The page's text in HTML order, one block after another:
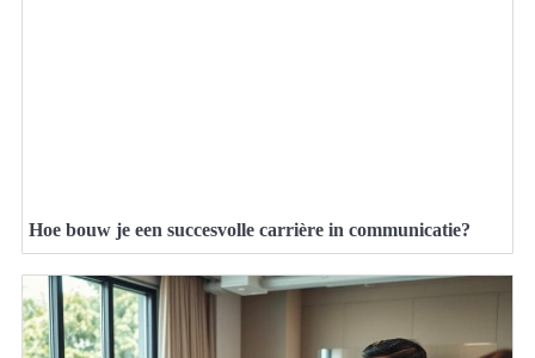
Hoe bouw je een succesvolle carrière in communicatie?